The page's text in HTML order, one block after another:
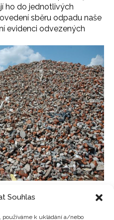
Souhlas
používáme k ukládání a/nebo
ho do jednotlivých
sběru odpadu naše
evidenci odvezených